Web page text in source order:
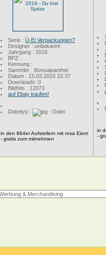
Serie : Ü-Ei Verpackungen?
Designer : unbekannt
Jahrgang : 2016
BPZ :
Kennung :
Sammler : Bonsaipanther
Datum : 15.03.2016 22:37
Downloads: 0
Bildhits : 12073
auf Ebay kaufen!
Dateityp :
in den 864er Aufstellern mit rosa Eiern
- gratis zum mitnehmen
in
-